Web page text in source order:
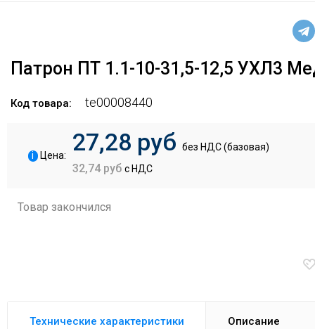
Патрон ПТ 1.1-10-31,5-12,5 УХЛ3
Код товара: te00008440
i Цена: 27,28 руб без НДС (базовая)
32,74 руб с НДС
Товар закончился
Технические характеристики Описание